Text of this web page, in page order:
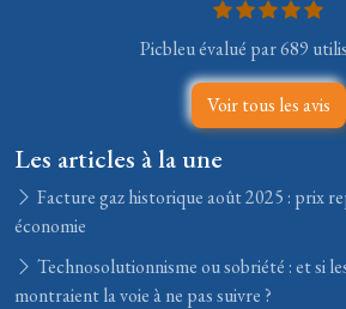
Picbleu évalué par 689
Voir tous les avis
Les articles à la une
Facture gaz historique août 2025 : prix
économie
Technosolutionnisme ou sobriété : et si
montraient la voie à ne pas suivre ?